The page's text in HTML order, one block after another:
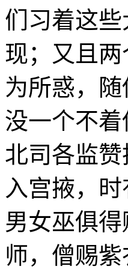
们习着这
现；又且
为所惑，
没一个不
北司各监
入宫掖，
男女巫俱
师，僧赐